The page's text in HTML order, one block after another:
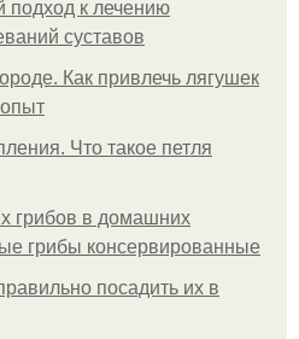
подход к лечению
суставов
Как привлечь лягушек
Что такое петля
грибов в домашних
грибы консервированные
посадить их в